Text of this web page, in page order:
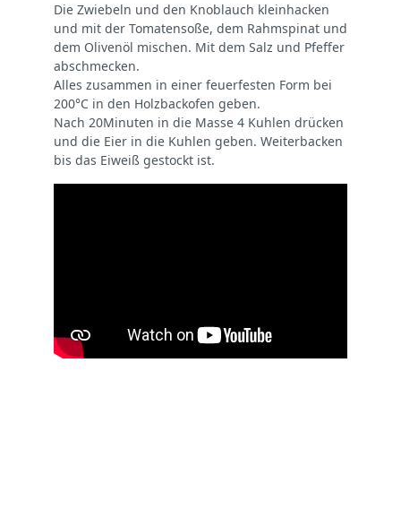
Die Zwiebeln und den Knoblauch kleinhacken
und mit der Tomatensoße, dem Rahmspinat und
dem Olivenöl mischen. Mit dem Salz und Pfeffer
abschmecken.
Alles zusammen in einer feuerfesten Form bei
200°C in den Holzbackofen geben.
Nach 20Minuten in die Masse 4 Kuhlen drücken
und die Eier in die Kuhlen geben. Weiterbacken
bis das Eiweiß gestockt ist.